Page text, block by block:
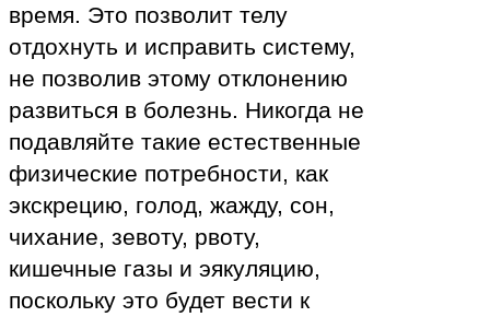
время. Это позволит телу
отдохнуть и исправить систему,
не позволив этому отклонению
развиться в болезнь. Никогда не
подавляйте такие естественные
физические потребности, как
экскрецию, голод, жажду, сон,
чихание, зевоту, рвоту,
кишечные газы и эякуляцию,
поскольку это будет вести к